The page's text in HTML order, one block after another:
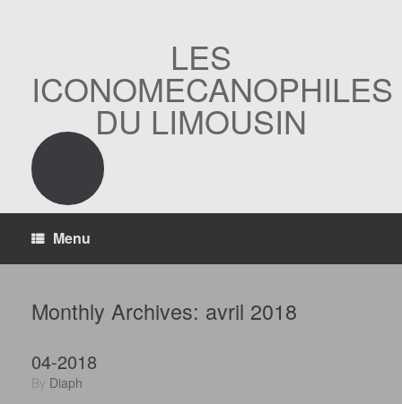
LES
ICONOMECANOPHILES
DU LIMOUSIN
Menu
Monthly Archives: avril 2018
04-2018
by Diaph